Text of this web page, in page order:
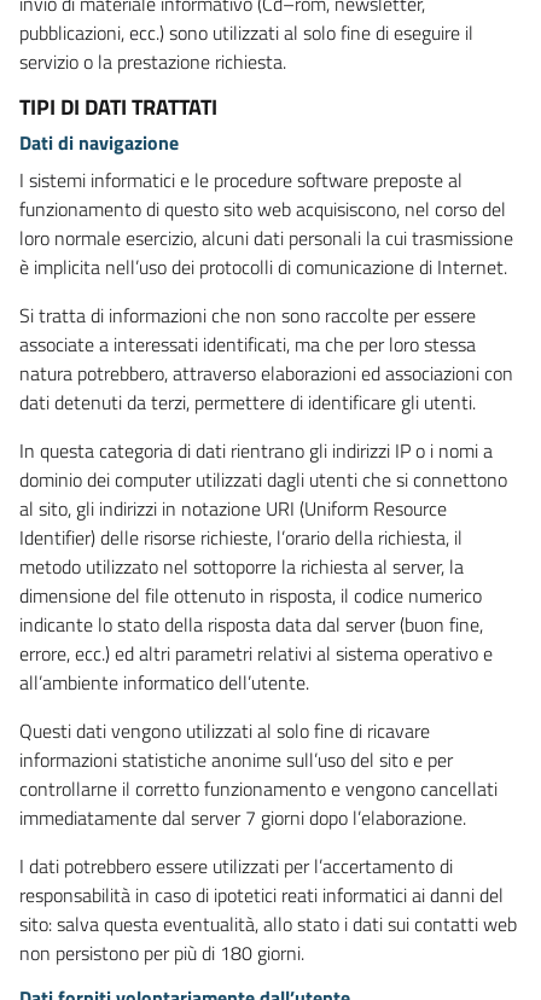
pubblicazioni, ecc.) sono utilizzati al solo fine di eseguire il
servizio o la prestazione richiesta.
TIPI DI DATI TRATTATI
Dati di navigazione
I sistemi informatici e le procedure software preposte al
funzionamento di questo sito web acquisiscono, nel corso del
loro normale esercizio, alcuni dati personali la cui trasmissione
è implicita nell’uso dei protocolli di comunicazione di Internet.
Si tratta di informazioni che non sono raccolte per essere
associate a interessati identificati, ma che per loro stessa
natura potrebbero, attraverso elaborazioni ed associazioni con
dati detenuti da terzi, permettere di identificare gli utenti.
In questa categoria di dati rientrano gli indirizzi IP o i nomi a
dominio dei computer utilizzati dagli utenti che si connettono
al sito, gli indirizzi in notazione URI (Uniform Resource
Identifier) delle risorse richieste, l’orario della richiesta, il
metodo utilizzato nel sottoporre la richiesta al server, la
dimensione del file ottenuto in risposta, il codice numerico
indicante lo stato della risposta data dal server (buon fine,
errore, ecc.) ed altri parametri relativi al sistema operativo e
all’ambiente informatico dell’utente.
Questi dati vengono utilizzati al solo fine di ricavare
informazioni statistiche anonime sull’uso del sito e per
controllarne il corretto funzionamento e vengono cancellati
immediatamente dal server 7 giorni dopo l’elaborazione.
I dati potrebbero essere utilizzati per l’accertamento di
responsabilità in caso di ipotetici reati informatici ai danni del
sito: salva questa eventualità, allo stato i dati sui contatti web
non persistono per più di 180 giorni.